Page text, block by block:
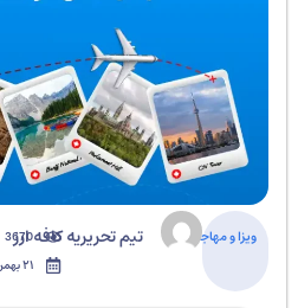
ویزا و مهاجرت تیم تحریریه کافه ارز
3670
۲۱ بهمن ۱۳۹۸